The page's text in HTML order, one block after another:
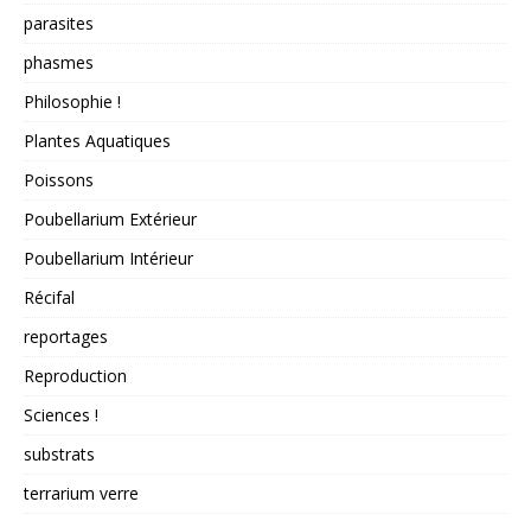
parasites
phasmes
Philosophie !
Plantes Aquatiques
Poissons
Poubellarium Extérieur
Poubellarium Intérieur
Récifal
reportages
Reproduction
Sciences !
substrats
terrarium verre